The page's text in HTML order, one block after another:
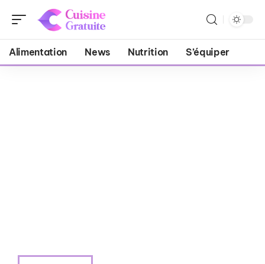
Alimentation News Nutrition S’équiper